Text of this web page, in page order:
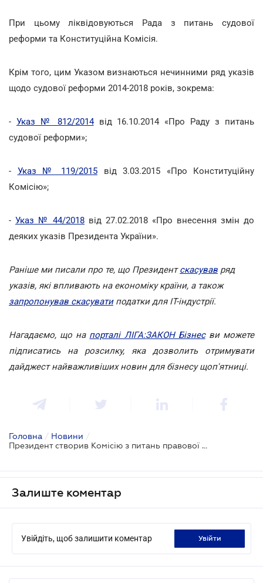
При цьому ліквідовуються Рада з питань судової
реформи та Конституційна Комісія.
Крім того, цим Указом визнаються нечинними ряд указів
щодо судової реформи 2014-2018 років, зокрема:
- Указ № 812/2014від 16.10.2014 «Про Раду з питань
судової реформи»;
- Указ № 119/2015 від 3.03.2015 «Про Конституційну
Комісію»;
- Указ № 44/2018 від 27.02.2018 «Про внесення змін до
деяких указів Президента України».
Раніше ми писали про те, що Президентскасував ряд
указів, які впливають на економіку країни, а також
запропонував скасуватиподатки для ІТ-індустрії.
Нагадаємо, що на порталі ЛІГА:ЗАКОН Бізнесви можете
підписатись на розсилку, яка дозволить отримувати
дайджест найважливіших новин для бізнесу щоп'ятниці.
Головна / Новини /
Президент створив Комісію з питань правової реформи
Залиште коментар
Увійдіть, щоб залишити коментар увійти